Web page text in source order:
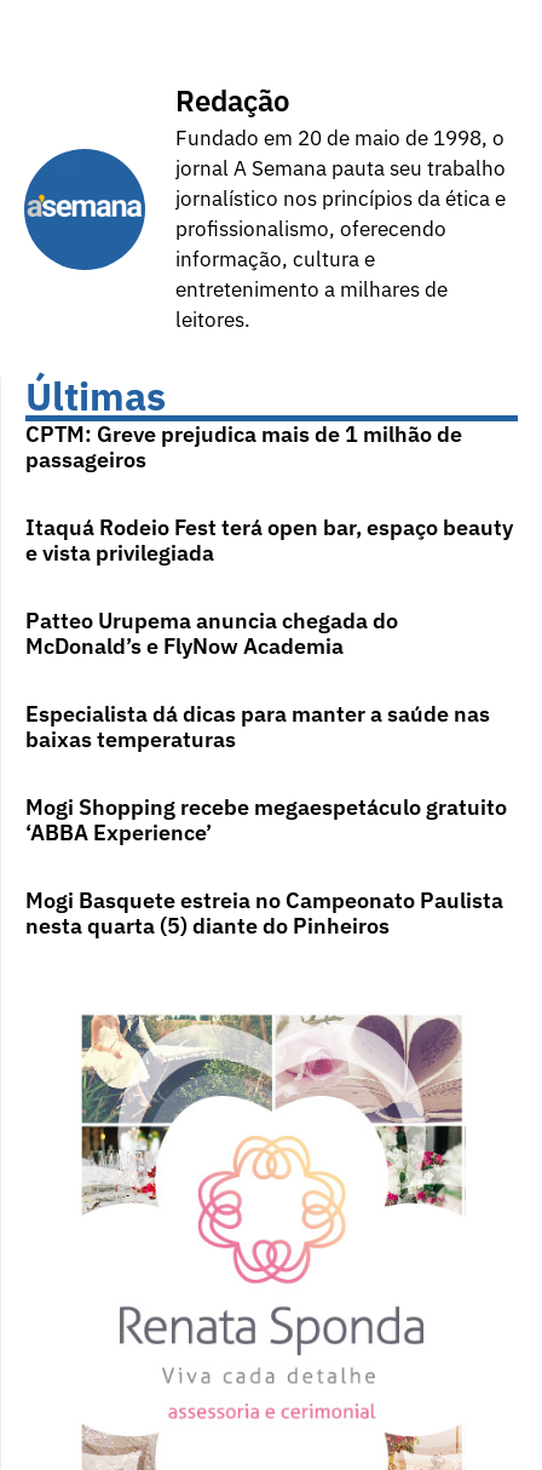
Redação
Fundado em 20 de maio de 1998, o
jornal A Semana pauta seu trabalho
jornalístico nos princípios da ética e
profissionalismo, oferecendo
informação, cultura e
entretenimento a milhares de
leitores.
Últimas
CPTM: Greve prejudica mais de 1 milhão de
passageiros
Itaquá Rodeio Fest terá open bar, espaço beauty
e vista privilegiada
Patteo Urupema anuncia chegada do
McDonald’s e FlyNow Academia
Especialista dá dicas para manter a saúde nas
baixas temperaturas
Mogi Shopping recebe megaespetáculo gratuito
‘ABBA Experience’
Mogi Basquete estreia no Campeonato Paulista
nesta quarta (5) diante do Pinheiros